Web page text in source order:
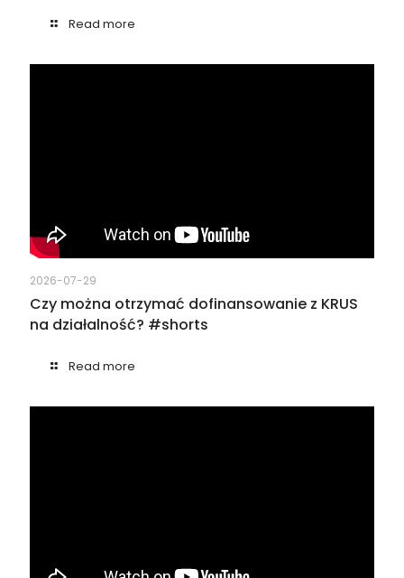
Read more
2026-07-29
Czy można otrzymać dofinansowanie z KRUS
na działalność? #shorts
Read more